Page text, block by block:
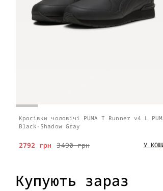
Кросівки чоловічі PUMA T Runner v4 L
Black-Shadow Gray
3490 грн
2792 грн У
Купують зараз